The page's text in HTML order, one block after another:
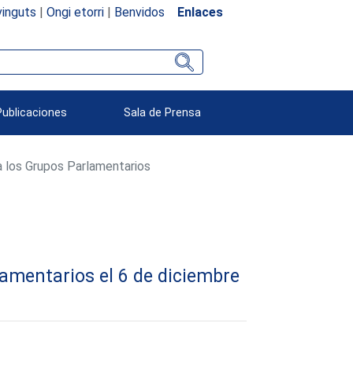
| Ongi etorri| Benvidos Enlaces
Sala de Prensa
Grupos Parlamentarios
el 6 de diciembre